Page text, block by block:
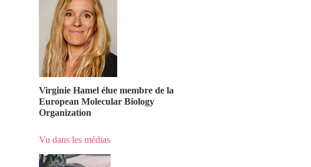
Virginie Hamel élue membre de la
European Molecular Biology
Organization
Vu dans les médias